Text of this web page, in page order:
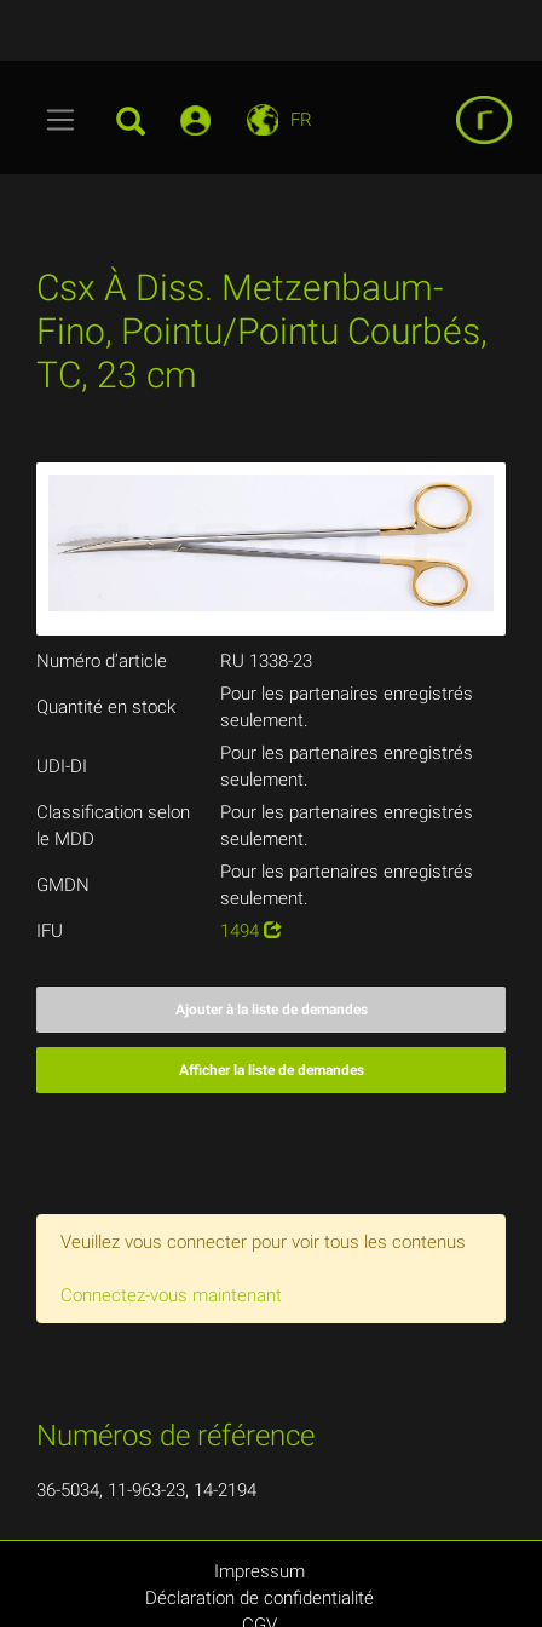
FR
Csx À Diss. Metzenbaum-
Fino, Pointu/Pointu Courbés,
TC, 23 cm
Numéro d’article RU 1338-23
Quantité en stock
Pour les partenaires enregistrés
seulement.
UDI-DI
Pour les partenaires enregistrés
seulement.
Classification selon
le MDD
Pour les partenaires enregistrés
seulement.
GMDN
Pour les partenaires enregistrés
seulement.
IFU
1494
Ajouter à la liste de demandes
Afficher la liste de demandes
Veuillez vous connecter pour voir tous les contenus
Connectez-vous maintenant
Numéros de référence
36-5034, 11-963-23, 14-2194
Impressum
Déclaration de confidentialité